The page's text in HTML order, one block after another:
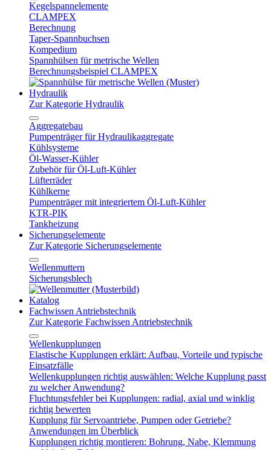
Kegelspannelemente
CLAMPEX
Berechnung
Taper-Spannbuchsen
Kompedium
Spannhülsen für metrische Wellen
Berechnungsbeispiel CLAMPEX
Hydraulik
Zur Kategorie Hydraulik
Aggregatebau
Pumpenträger für Hydraulikaggregate
Kühlsysteme
Öl-Wasser-Kühler
Zubehör für Öl-Luft-Kühler
Lüfterräder
Kühlkerne
Pumpenträger mit integriertem Öl-Luft-Kühler
KTR-PIK
Tankheizung
Sicherungselemente
Zur Kategorie Sicherungselemente
Wellenmuttern
Sicherungsblech
Katalog
Fachwissen Antriebstechnik
Zur Kategorie Fachwissen Antriebstechnik
Wellenkupplungen
Elastische Kupplungen erklärt: Aufbau, Vorteile und typische
Einsatzfälle
Wellenkupplungen richtig auswählen: Welche Kupplung passt
zu welcher Anwendung?
Fluchtungsfehler bei Kupplungen: radial, axial und winklig
richtig bewerten
Kupplung für Servoantriebe, Pumpen oder Getriebe?
Anwendungen im Überblick
Kupplungen richtig montieren: Bohrung, Nabe, Klemmung